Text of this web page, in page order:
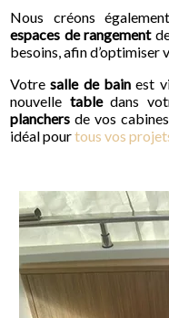
Nous créons
espaces de rangement
besoins, afin d’optimiser
Votresalle de bain est
nouvelle tabledans
planchers de vos
idéal pourtous vos